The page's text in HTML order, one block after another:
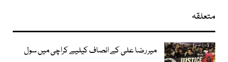
متعلقہ
میر رضا علی کے انصاف کیلیے کراچی میں سول